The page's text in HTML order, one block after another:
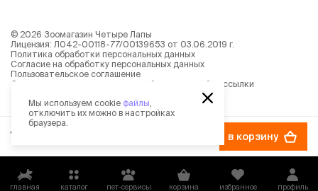
главная каталог пет-сервисы корзина избранное профиль
79 ₽ в корзину
© 2026 Зоомагазин Четыре Лапы
Лицензия: Л042-00118-77/00139653 от 03.06.2019 г.
Политика обработки персональных данных
Согласие на обработку персональных данных
Пользовательское соглашение
Согласие на получение новостной и рекламной рассылки
Описание рекомендательных алгоритмов
Мы используем cookie файлы
отключить их можно в настройках
браузера.